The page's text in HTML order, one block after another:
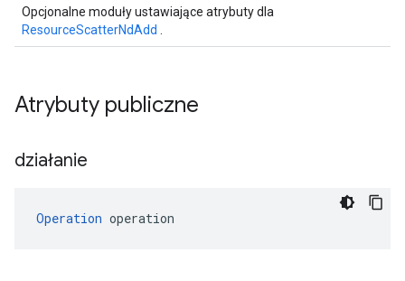
Opcjonalne moduły ustawiające atrybuty dla
ResourceScatterNdAdd
Atrybuty publiczne
działanie
Operation operation